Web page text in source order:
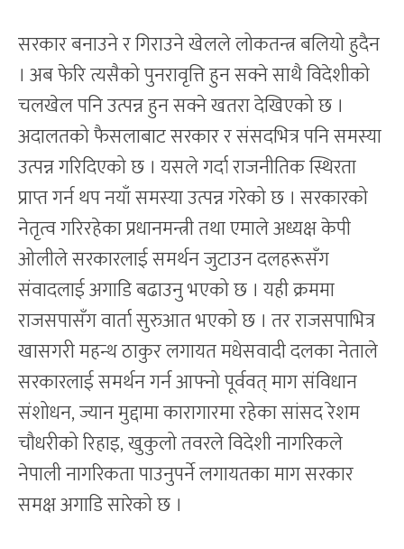
सरकार बनाउने र गिराउने खेलले लोकतन्त्र बलियो हुदैन
। अब फेरि त्यसैको पुनरावृत्ति हुन सक्ने साथै विदेशीको
चलखेल पनि उत्पन्न हुन सक्ने खतरा देखिएको छ ।
अदालतको फैसलाबाट सरकार र संसदभित्र पनि समस्या
उत्पन्न गरिदिएको छ । यसले गर्दा राजनीतिक स्थिरता
प्राप्त गर्न थप नयाँ समस्या उत्पन्न गरेको छ । सरकारको
नेतृत्व गरिरहेका प्रधानमन्त्री तथा एमाले अध्यक्ष केपी
ओलीले सरकारलाई समर्थन जुटाउन दलहरूसँग
संवादलाई अगाडि बढाउनु भएको छ । यही क्रममा
राजसपासँग वार्ता सुरुआत भएको छ । तर राजसपाभित्र
खासगरी महन्थ ठाकुर लगायत मधेसवादी दलका नेताले
सरकारलाई समर्थन गर्न आफ्नो पूर्ववत् माग संविधान
संशोधन, ज्यान मुद्दामा कारागारमा रहेका सांसद रेशम
चौधरीको रिहाइ, खुकुलो तवरले विदेशी नागरिकले
नेपाली नागरिकता पाउनुपर्ने लगायतका माग सरकार
समक्ष अगाडि सारेको छ ।